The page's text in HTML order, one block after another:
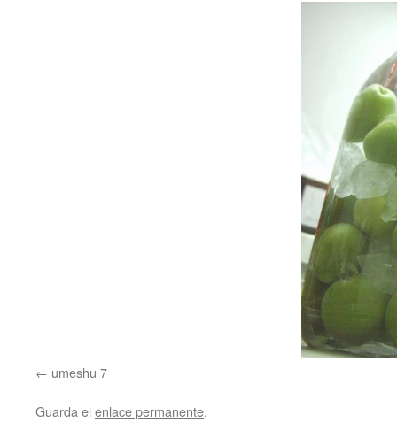
umeshu 7
Guarda el enlace permanente.